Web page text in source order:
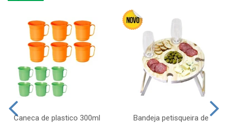
Caneca de plastico 300ml
Bandeja petisqueira de